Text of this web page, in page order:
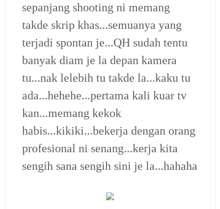
sepanjang shooting ni memang
takde skrip khas...semuanya yang
terjadi spontan je...QH sudah tentu
banyak diam je la depan kamera
tu...nak lelebih tu takde la...kaku tu
ada...hehehe...pertama kali kuar tv
kan...memang kekok
habis...kikiki...bekerja dengan orang
profesional ni senang...kerja kita
sengih sana sengih sini je la...hahaha